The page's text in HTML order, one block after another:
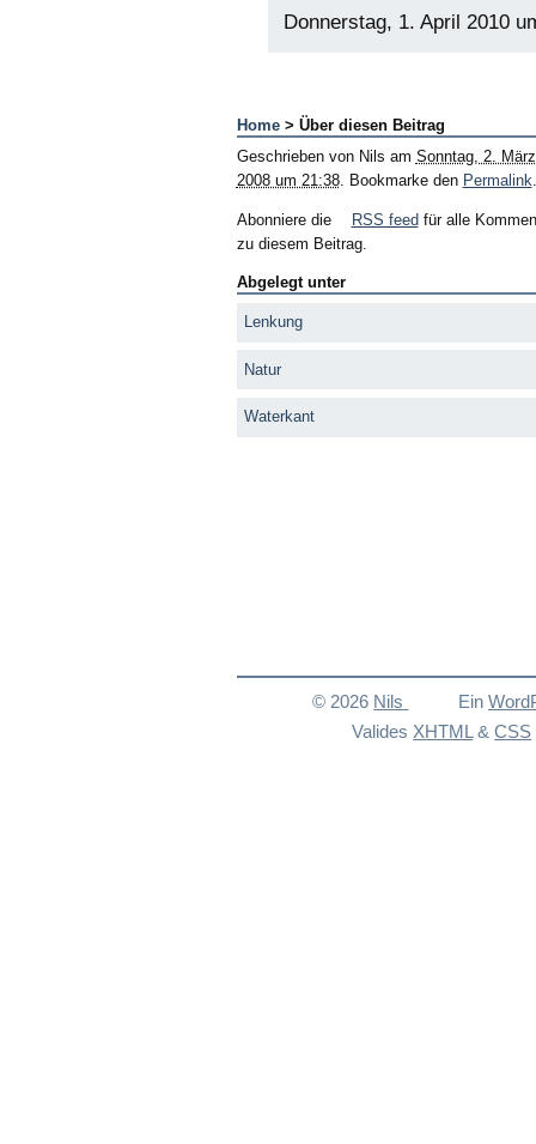
Donnerstag, 1. April 2010
Home> Über diesen Beitrag
Geschrieben von Nils am Sonntag, 2. März
2008 um 21:38. Bookmarke den Permalink.
Abonniere die RSS feed für alle
zu diesem Beitrag.
Abgelegt unter
Lenkung
Natur
Waterkant
© 2026 Nils Ein
Valides XHTML &CSS